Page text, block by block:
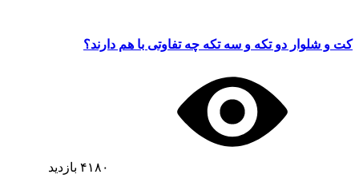
کت و شلوار دو تکه و سه تکه چه تفاوتی با هم دارند؟
۴۱۸۰ بازدید